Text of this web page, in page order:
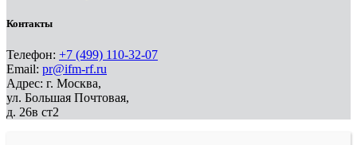
Контакты
Телефон: +7 (499) 110-32-07
Email: pr@ifm-rf.ru
Адрес: г. Москва,
ул. Большая Почтовая,
д. 26в ст2